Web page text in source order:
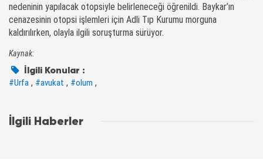
nedeninin yapılacak otopsiyle belirleneceği öğrenildi. Baykar’ın
cenazesinin otopsi işlemleri için Adli Tıp Kurumu morguna
kaldırılırken, olayla ilgili soruşturma sürüyor.
Kaynak:
İlgili Konular :
#Urfa , #avukat , #olum ,
İlgili Haberler